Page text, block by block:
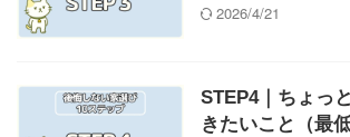
2026/4/21
STEP4｜ちょっ
きたいこと（最